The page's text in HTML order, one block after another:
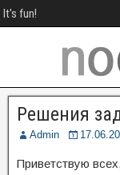
It's fun!
Решения
Admin
Приветствую